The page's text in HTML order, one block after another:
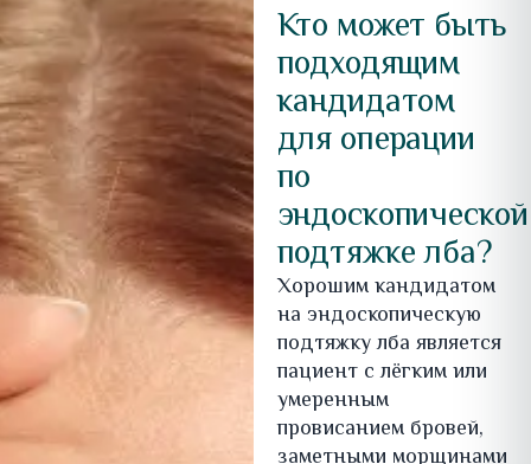
Кто может быть
подходящим
кандидатом
для операции
по
эндоскопической
подтяжке лба?
Хорошим кандидатом
на эндоскопическую
подтяжку лба является
пациент с лёгким или
умеренным
провисанием бровей,